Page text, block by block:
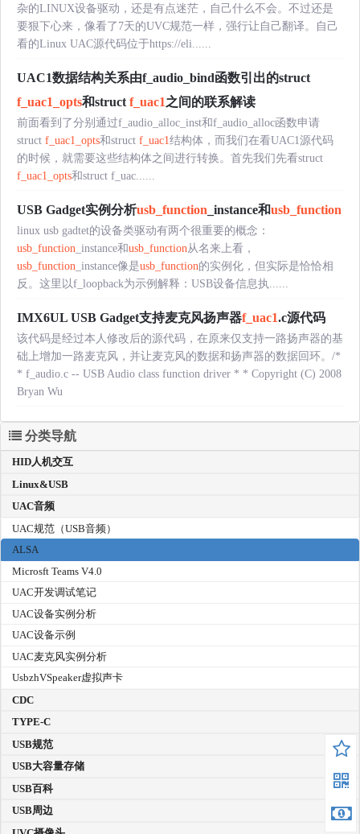
杂的LINUX设备驱动，还是有点迷茫，自己什么不会。不过还是
要狠下心来，像看了7天的UVC规范一样，强行让自己翻译。自己
看的Linux UAC源代码位于https://eli......
UAC1数据结构关系由f_audio_bind函数引出的struct
f_uac1 _opts和struct f_uac1之间的联系解读
前面看到了分别通过f_audio_alloc_inst和f_audio_alloc函数申请
struct f_uac1 _opts和struct f_uac1结构体，而我们在看UAC1源代码
的时候，就需要这些结构体之间进行转换。首先我们先看struct
f_uac1 _opts和struct f_uac......
USB Gadget实例分析usb_function _instance和usb_function
linux usb gadtet的设备类驱动有两个很重要的概念：
usb_function _instance和usb_function从名来上看，
usb_function _instance像是usb_function的实例化，但实际是恰恰相
反。这里以f_loopback为示例解释：USB设备信息执......
IMX6UL USB Gadget支持麦克风扬声器f_uac1.c源代码
该代码是经过本人修改后的源代码，在原来仅支持一路扬声器的基
础上增加一路麦克风，并让麦克风的数据和扬声器的数据回环。/*
* f_audio.c -- USB Audio class function driver * * Copyright (C) 2008
Bryan Wu
分类导航
HID人机交互
Linux&USB
UAC音频
UAC规范（USB音频）
ALSA
Microsft Teams V4.0
UAC开发调试笔记
UAC设备实例分析
UAC设备示例
UAC麦克风实例分析
UsbzhVSpeaker虚拟声卡
CDC
TYPE-C
USB规范
USB大容量存储
USB百科
USB周边